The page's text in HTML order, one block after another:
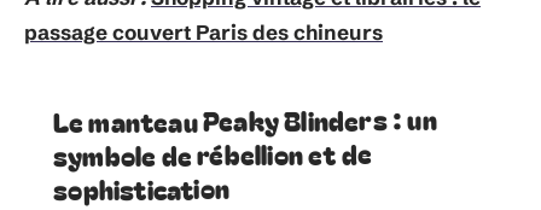
passage couvert Paris des chineurs
Le manteau Peaky Blinders : un
symbole de rébellion et de
sophistication